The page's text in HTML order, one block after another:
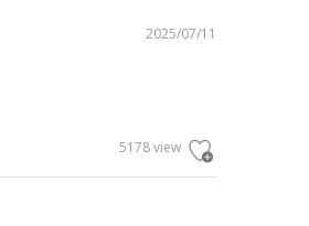
2025/07/11
5178 view